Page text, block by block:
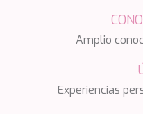
Amplio
Experiencias